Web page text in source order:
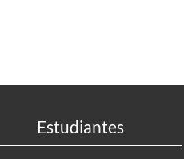
Estudiantes